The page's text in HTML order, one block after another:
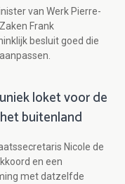
van Werk Pierre-
Frank
besluit goed die
loket voor de
buitenland
Nicole de
en een
met datzelfde